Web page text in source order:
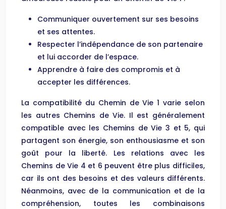
Communiquer ouvertement sur ses besoins
et ses attentes.
Respecter l’indépendance de son partenaire
et lui accorder de l’espace.
Apprendre à faire des compromis et à
accepter les différences.
La compatibilité du Chemin de Vie 1 varie selon
les autres Chemins de Vie. Il est généralement
compatible avec les Chemins de Vie 3 et 5, qui
partagent son énergie, son enthousiasme et son
goût pour la liberté. Les relations avec les
Chemins de Vie 4 et 6 peuvent être plus difficiles,
car ils ont des besoins et des valeurs différents.
Néanmoins, avec de la communication et de la
compréhension, toutes les combinaisons